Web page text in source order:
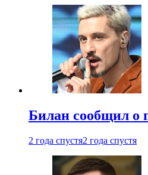
Билан сообщил о
2 года спустя2 года спустя